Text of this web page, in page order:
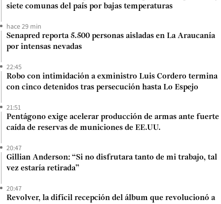
siete comunas del país por bajas temperaturas
hace 29 min
Senapred reporta 5.500 personas aisladas en La Araucanía
por intensas nevadas
22:45
Robo con intimidación a exministro Luis Cordero termina
con cinco detenidos tras persecución hasta Lo Espejo
21:51
Pentágono exige acelerar producción de armas ante fuerte
caída de reservas de municiones de EE.UU.
20:47
Gillian Anderson: “Si no disfrutara tanto de mi trabajo, tal
vez estaría retirada”
20:47
Revolver, la difícil recepción del álbum que revolucionó a